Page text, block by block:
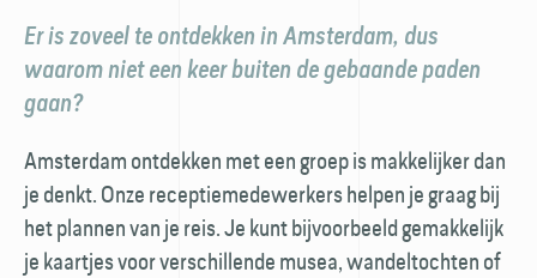
Er is zoveel te ontdekken in Amsterdam, dus
waarom niet een keer buiten de gebaande paden
gaan?
Amsterdam ontdekken met een groep is makkelijker dan
je denkt. Onze receptiemedewerkers helpen je graag bij
het plannen van je reis. Je kunt bijvoorbeeld gemakkelijk
je kaartjes voor verschillende musea, wandeltochten of